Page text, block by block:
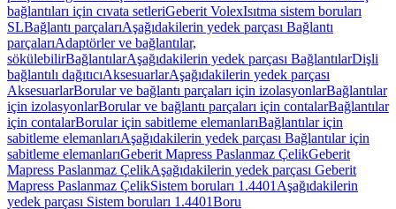
bağlantıları için cıvata setleriGeberit VolexIsıtma sistem boruları
SLBağlantı parçalarıAşağıdakilerin yedek parçası Bağlantı
parçalarıAdaptörler ve bağlantılar,
sökülebilirBağlantılarAşağıdakilerin yedek parçası BağlantılarDişli
bağlantılı dağıtıcıAksesuarlarAşağıdakilerin yedek parçası
AksesuarlarBorular ve bağlantı parçaları için izolasyonlarBağlantılar
için izolasyonlarBorular ve bağlantı parçaları için contalarBağlantılar
için contalarBorular için sabitleme elemanlarıBağlantılar için
sabitleme elemanlarıAşağıdakilerin yedek parçası Bağlantılar için
sabitleme elemanlarıGeberit Mapress Paslanmaz ÇelikGeberit
Mapress Paslanmaz ÇelikAşağıdakilerin yedek parçası Geberit
Mapress Paslanmaz ÇelikSistem boruları 1.4401 Aşağıdakilerin
yedek parçası Sistem boruları 1.4401Boru